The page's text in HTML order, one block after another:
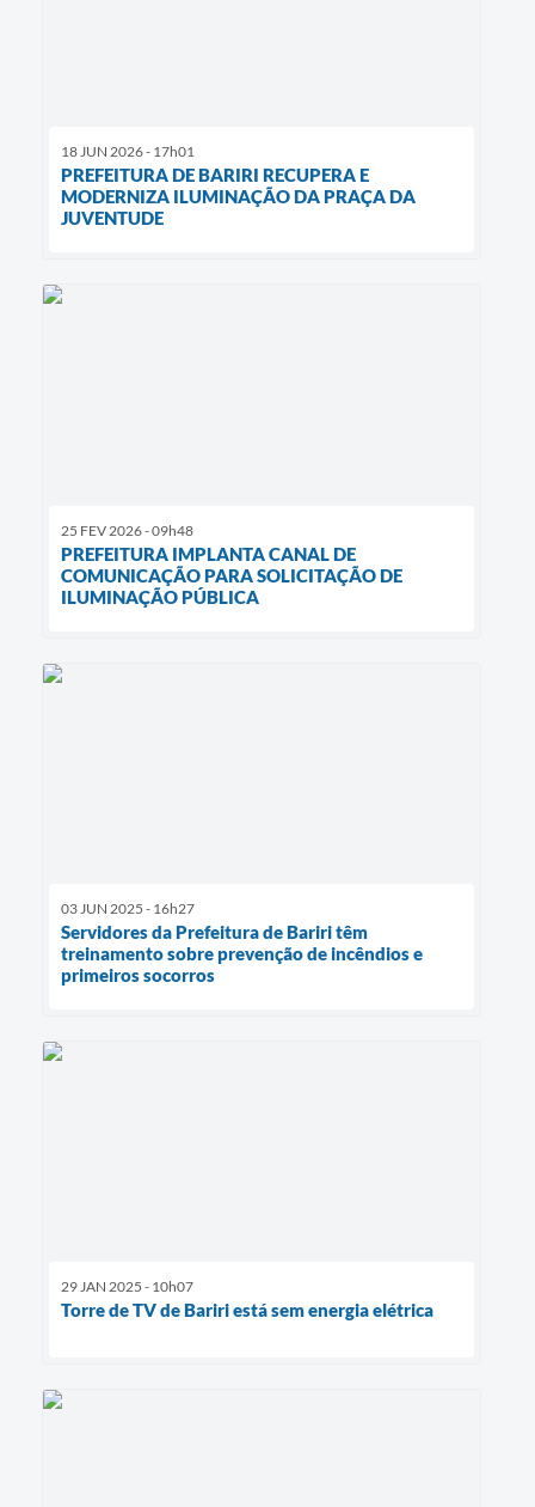
18 JUN 2026 - 17h01
PREFEITURA DE BARIRI RECUPERA E
MODERNIZA ILUMINAÇÃO DA PRAÇA DA
JUVENTUDE
25 FEV 2026 - 09h48
PREFEITURA IMPLANTA CANAL DE
COMUNICAÇÃO PARA SOLICITAÇÃO DE
ILUMINAÇÃO PÚBLICA
03 JUN 2025 - 16h27
Servidores da Prefeitura de Bariri têm
treinamento sobre prevenção de incêndios e
primeiros socorros
29 JAN 2025 - 10h07
Torre de TV de Bariri está sem energia elétrica